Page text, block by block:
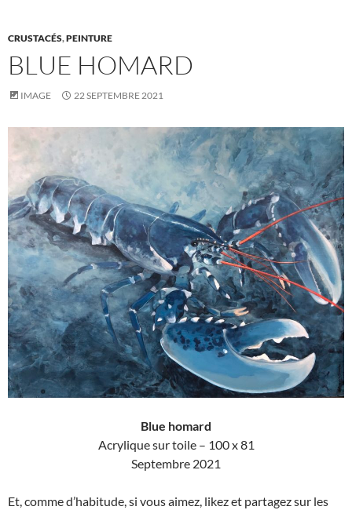
CRUSTACÉS,PEINTURE
BLUE HOMARD
IMAGE 22 SEPTEMBRE 2021
Blue homard
Acrylique sur toile – 100 x 81
Septembre 2021
Et, comme d’habitude, si vous aimez, likez et partagez sur les